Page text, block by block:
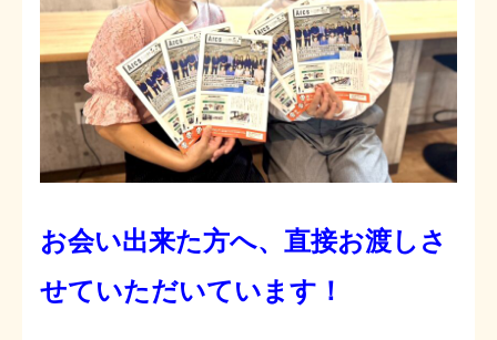
お会い出来た方へ、直接お渡しさ
せていただいています！